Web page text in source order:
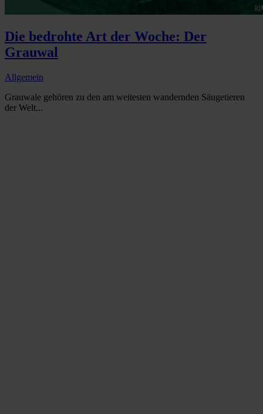
Die bedrohte Art der Woche: Der
Grauwal
Allgemein
Grauwale gehören zu den am weitesten wandernden Säugetieren
der Welt...